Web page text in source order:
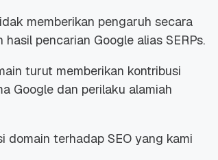
memberikan pengaruh secara
pencarian Google alias SERPs.
turut memberikan kontribusi
Google dan perilaku alamiah
domain terhadap SEO yang kami